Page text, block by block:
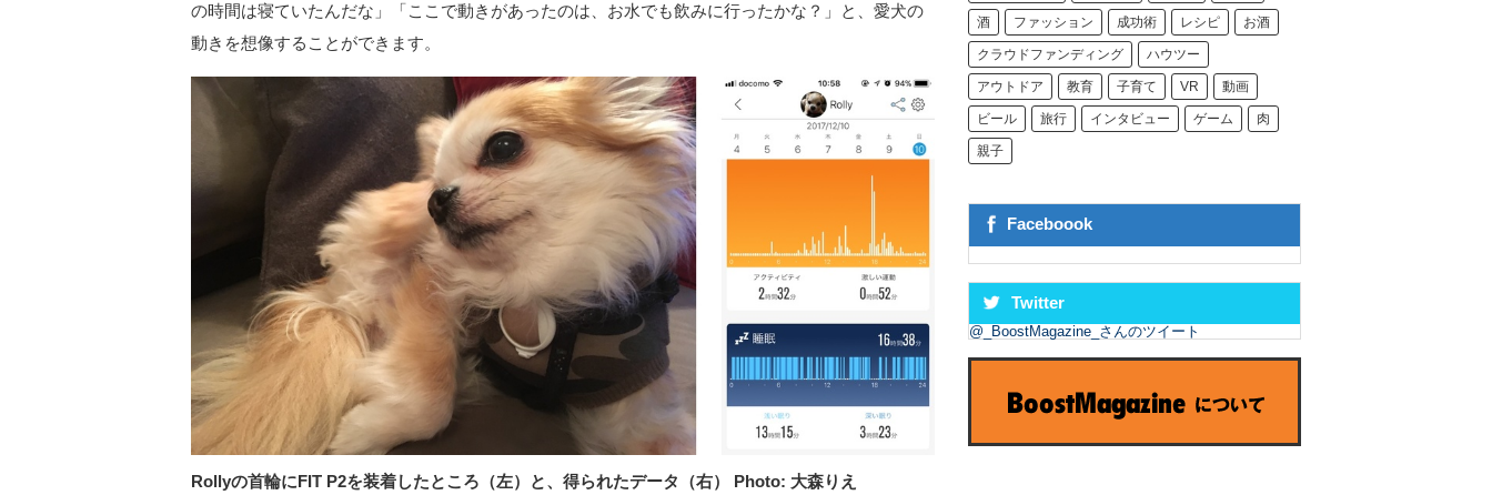
の時間は寝ていたんだな」「ここで動きがあったのは、お水でも飲みに行ったかな？」と、愛犬の
動きを想像することができます。
Rollyの首輪にFIT P2を装着したところ（左）と、得られたデータ（右） Photo: 大森りえ
酒 ファッション 成功術 レシピ お酒
クラウドファンディング ハウツー
アウトドア 教育 子育て VR 動画
ビール 旅行 インタビュー ゲーム 肉
親子
Faceboook
Twitter
@_BoostMagazine_さんのツイート